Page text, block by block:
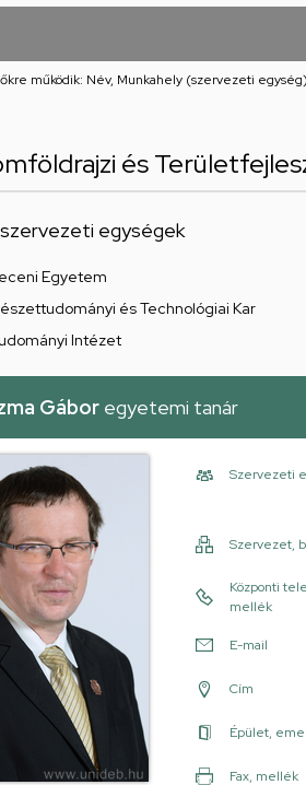
működik: Név, Munkahely (szervezeti
és
egységek
Egyetem
és Technológiai Kar
Intézet
Gábor egyetemi tanár
Szervezeti
Szervezet,
Központi
mellék
E-mail
Cím
Épület,
Fax, mellék